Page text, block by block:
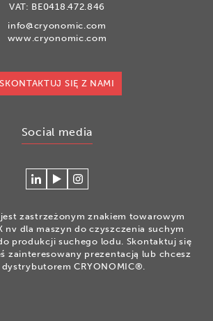
VAT: BE0418.472.846
info@cryonomic.com
www.cryonomic.com
SKONTAKTUJ SIĘ Z NAMI
Social media
Connecteer
Cryonomic
op
Linkedin
Watch
videos
on
the
Cryonomic
Youtube
Volg
Instagram
zastrzeżonym znakiem towarowym
nv dla maszyn do czyszczenia suchym
produkcji suchego lodu. Skontaktuj się
zainteresowany prezentacją lub chcesz
CRYONOMIC®.